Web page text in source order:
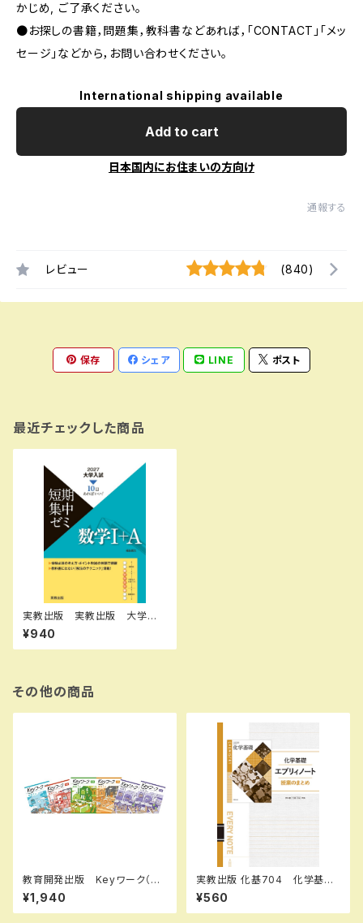
かじめ, ご了承ください｡
●お探しの書籍，問題集，教科書などあれば，「CONTACT」「メッ
セージ」などから，お問い合わせください。
International shipping available
Add to cart
日本国内にお住まいの方向け
通報する
レビュー (840)
保存 シェア LINE ポスト
最近チェックした商品
実教出版 実教出版 大学入
試短期集中ゼミ 数学 I ＋Ａ
新品 問題集本体と別冊解答
あり 新品 問題集本体と別冊
L79 SKU：004014553
¥940
その他の商品
教育開発出版 Keyワーク（キ
ーワーク） 英語 中1～３（ご
選択ください） 2026年度版
新品完全セット
¥1,940
実教出版 化基704 化学基礎
エブリィノート 授業のまとめ
新品 問題集本体のみ 別冊
解答なし ISBN：97844073
¥560